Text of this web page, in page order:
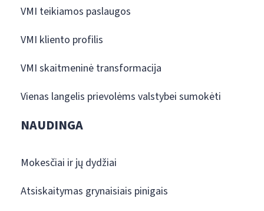
VMI teikiamos paslaugos
VMI kliento profilis
VMI skaitmeninė transformacija
Vienas langelis prievolėms valstybei sumokėti
NAUDINGA
Mokesčiai ir jų dydžiai
Atsiskaitymas grynaisiais pinigais